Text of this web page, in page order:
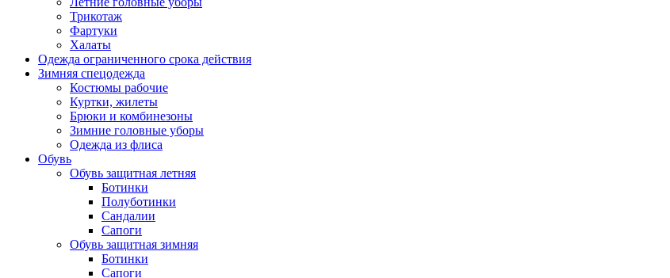
Трикотаж
Фартуки
Халаты
Одежда ограниченного срока действия
Зимняя спецодежда
Костюмы рабочие
Куртки, жилеты
Брюки и комбинезоны
Зимние головные уборы
Одежда из флиса
Обувь
Обувь защитная летняя
Ботинки
Полуботинки
Сандалии
Сапоги
Обувь защитная зимняя
Ботинки
Сапоги